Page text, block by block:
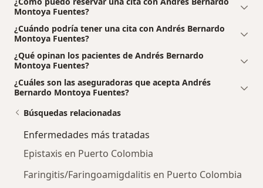
Montoya Fuentes?
¿Cuándo podría tener una cita con Andrés Bernardo
Montoya Fuentes?
¿Qué opinan los pacientes de Andrés Bernardo
Montoya Fuentes?
¿Cuáles son las aseguradoras que acepta Andrés
Bernardo Montoya Fuentes?
Búsquedas relacionadas
Enfermedades más tratadas
Epistaxis en Puerto Colombia
Faringitis/Faringoamigdalitis en Puerto Colombia